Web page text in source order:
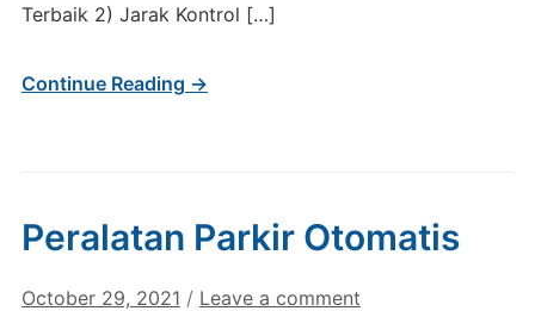
Terbaik 2) Jarak Kontrol […]
Continue Reading →
Peralatan Parkir Otomatis
October 29, 2021 / Leave a comment